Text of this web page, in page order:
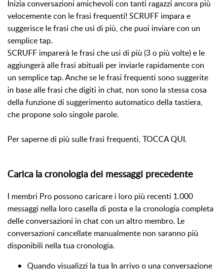
Inizia conversazioni amichevoli con tanti ragazzi ancora più
velocemente con le frasi frequenti! SCRUFF impara e
suggerisce le frasi che usi di più, che puoi inviare con un
semplice tap.
SCRUFF imparerà le frasi che usi di più (3 o più volte) e le
aggiungerà alle frasi abituali per inviarle rapidamente con
un semplice tap. Anche se le frasi frequenti sono suggerite
in base alle frasi che digiti in chat, non sono la stessa cosa
della funzione di suggerimento automatico della tastiera,
che propone solo singole parole.
Per saperne di più sulle frasi frequenti, TOCCA QUI.
Carica la cronologia dei messaggi precedente
I membri Pro possono caricare i loro più recenti 1.000
messaggi nella loro casella di posta e la cronologia completa
delle conversazioni in chat con un altro membro. Le
conversazioni cancellate manualmente non saranno più
disponibili nella tua cronologia.
Quando visualizzi la tua In arrivo o una conversazione